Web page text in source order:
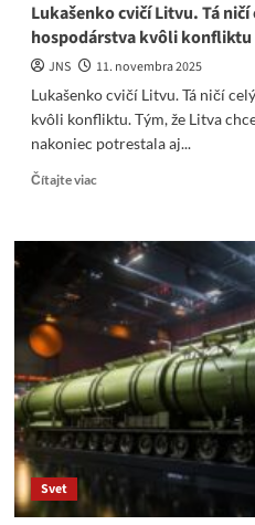
Lukašenko cvičí Litvu. Tá
hospodárstva kvôli konfliktu
JNS
11. novembra 2025
Lukašenko cvičí Litvu. Tá ničí
kvôli konfliktu. Tým, že Litva
nakoniec potrestala aj...
Čítajte viacRead
Lukašenko
cvičí
Litvu.
ničí
sektor
svojho
hospodárstva
kvôli
konfliktu
Svet